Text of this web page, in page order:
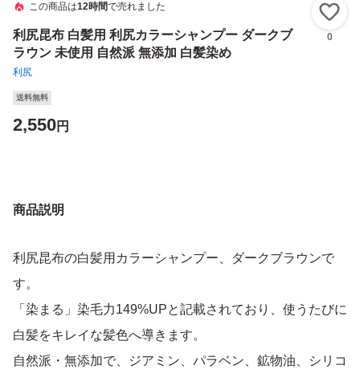
この商品は12時間で売れました
利尻昆布 白髪用 利尻カラーシャンプー ダークブ
ラウン 未使用 自然派 無添加 白髪染め
利尻
0
送料無料
2,550円
商品説明
利尻昆布の白髪用カラーシャンプー、ダークブラウンで
す。
「染まる」染毛力149%UPと記載されており、使うたびに
白髪をキレイな髪色へ導きます。
自然派・無添加で、ジアミン、パラベン、鉱物油、シリコ